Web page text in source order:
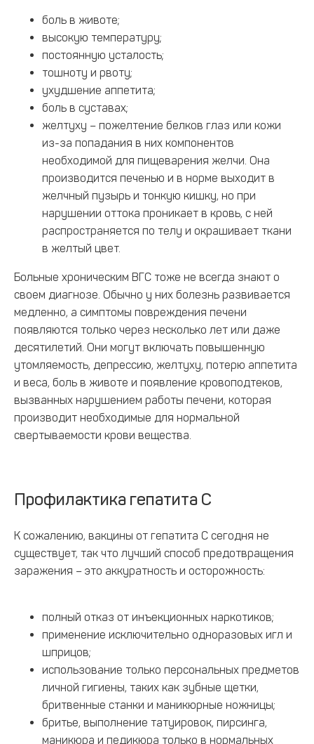
боль в животе;
высокую температуру;
постоянную усталость;
тошноту и рвоту;
ухудшение аппетита;
боль в суставах;
желтуху – пожелтение белков глаз или кожи
из-за попадания в них компонентов
необходимой для пищеварения желчи. Она
производится печенью и в норме выходит в
желчный пузырь и тонкую кишку, но при
нарушении оттока проникает в кровь, с ней
распространяется по телу и окрашивает ткани
в желтый цвет.
Больные хроническим ВГС тоже не всегда знают о
своем диагнозе. Обычно у них болезнь развивается
медленно, а симптомы повреждения печени
появляются только через несколько лет или даже
десятилетий. Они могут включать повышенную
утомляемость, депрессию, желтуху, потерю аппетита
и веса, боль в животе и появление кровоподтеков,
вызванных нарушением работы печени, которая
производит необходимые для нормальной
свертываемости крови вещества.
Профилактика гепатита С
К сожалению, вакцины от гепатита С сегодня не
существует, так что лучший способ предотвращения
заражения – это аккуратность и осторожность:
полный отказ от инъекционных наркотиков;
применение исключительно одноразовых игл и
шприцов;
использование только персональных предметов
личной гигиены, таких как зубные щетки,
бритвенные станки и маникюрные ножницы;
бритье, выполнение татуировок, пирсинга,
маникюра и педикюра только в нормальных